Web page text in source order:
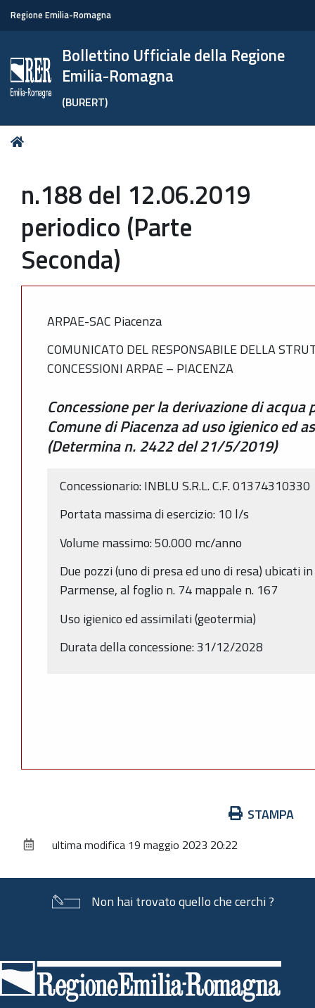
Regione Emilia-Romagna
Bollettino Ufficiale della Regione
Emilia-Romagna
(BURERT)
Tu
n.188 del 12.06.2019
periodico (Parte
Seconda)
ARPAE-SAC Piacenza
COMUNICATO DEL RESPONSABILE DELLA
CONCESSIONI ARPAE – PIACENZA
Concessione per la derivazione di
Comune di Piacenza ad uso igienico ed
(Determina n. 2422 del 21/5/2019)
Concessionario: INBLU S.R.L. C.F. 01374310330
Portata massima di esercizio: 10 l/s
Volume massimo: 50.000 mc/anno
Due pozzi (uno di presa ed uno di resa) ubicati
Parmense, al foglio n. 74 mappale n. 167
Uso igienico ed assimilati (geotermia)
Durata della concessione: 31/12/2028
documento
STAMPA
ultima modifica 19 maggio 2023 20:22
Non hai trovato quello che cerchi ?
di
pagina